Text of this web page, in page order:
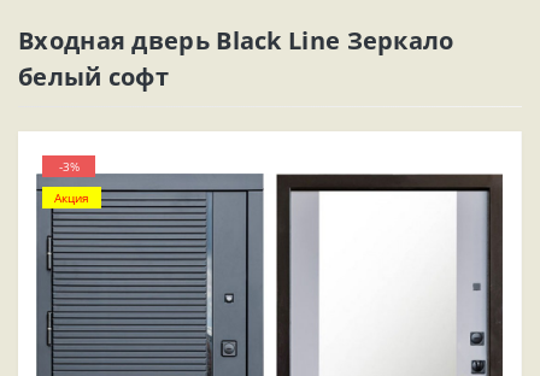
Входная дверь Black Line Зеркало
белый софт
-3%
Акция